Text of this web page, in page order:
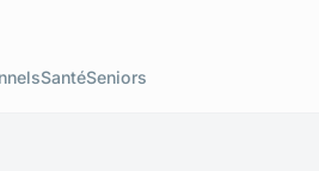
SantéSeniors